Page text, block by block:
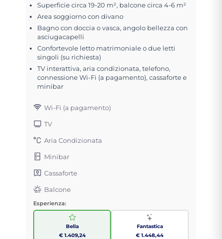
Superficie circa 19-20 m², balcone circa 4-6 m²
Area soggiorno con divano
Bagno con doccia o vasca, angolo bellezza con
asciugacapelli
Confortevole letto matrimoniale o due letti
singoli (su richiesta)
TV interattiva, aria condizionata, telefono,
connessione Wi-Fi (a pagamento), cassaforte e
minibar
Wi-Fi (a pagamento)
TV
Aria Condizionata
Minibar
Cassaforte
Balcone
Esperienza:
Bella
€ 1.409,24
Fantastica
€ 1.448,44